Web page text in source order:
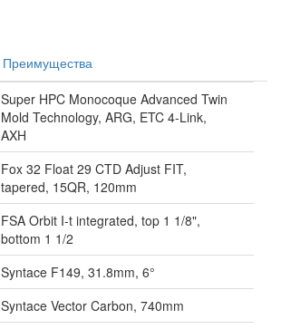
Преимущества
Super HPC Monocoque Advanced Twin
Mold Technology, ARG, ETC 4-Link,
AXH
Fox 32 Float 29 CTD Adjust FIT,
tapered, 15QR, 120mm
FSA Orbit I-t integrated, top 1 1/8",
bottom 1 1/2
Syntace F149, 31.8mm, 6°
Syntace Vector Carbon, 740mm